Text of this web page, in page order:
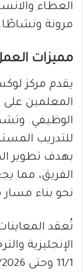
العطاء
مرونة ونشاطًا.
مميزات
يقدم مركز
المعلمين على
الوظيفي.
للتدريب
بهدف تطوير
الفريق، مما
نحو بناء
تُعقد
الإنجليزية